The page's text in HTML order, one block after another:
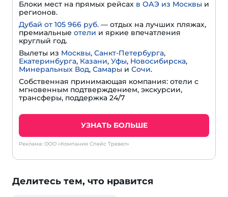
Блоки мест на прямых рейсах в ОАЭ из Москвы и
регионов.
Дубай от 105 966 руб. — отдых на лучших пляжах,
премиальные отели и яркие впечатления
круглый год.
Вылеты из Москвы, Санкт-Петербурга,
Екатеринбурга, Казани, Уфы, Новосибирска,
Минеральных Вод, Самары и Сочи.
Собственная принимающая компания: отели с
мгновенным подтверждением, экскурсии,
трансферы, поддержка 24/7
УЗНАТЬ БОЛЬШЕ
Реклама: ООО «Компания Спейс Тревел»
Делитесь тем, что нравится